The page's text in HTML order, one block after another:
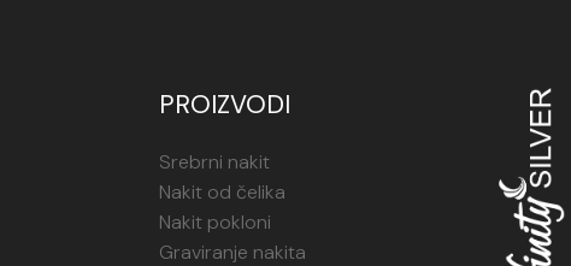
PROIZVODI
Srebrni nakit
Nakit od čelika
Nakit pokloni
Graviranje nakita